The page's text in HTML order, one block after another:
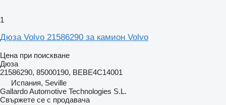
1
Дюза Volvo 21586290 за камион Volvo
Цена при поискване
Дюза
21586290, 85000190, BEBE4C14001
Испания, Seville
Gallardo Automotive Technologies S.L.
Свържете се с продавача